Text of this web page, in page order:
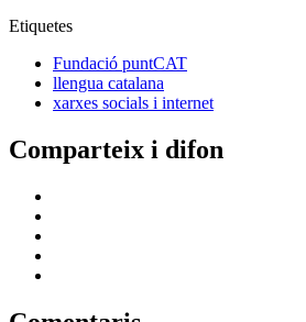
Etiquetes
Fundació puntCAT
llengua catalana
xarxes socials i internet
Comparteix i difon